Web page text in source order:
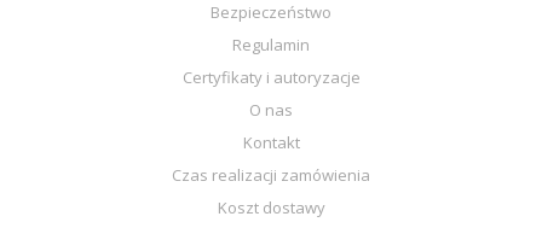
Bezpieczeństwo
Regulamin
Certyfikaty i autoryzacje
O nas
Kontakt
Czas realizacji zamówienia
Koszt dostawy